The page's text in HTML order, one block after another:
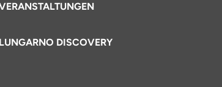
DISCOVERY